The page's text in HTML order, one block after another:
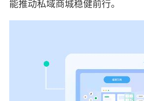
能推动私域商城稳健前行。